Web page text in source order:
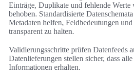
Einträge, Duplikate und fehlende
behoben. Standardisierte
Metadaten helfen, Feldbedeutungen
transparent zu halten.
Validierungsschritte prüfen Datenfeeds
Datenlieferungen stellen sicher, dass
Informationen erhalten.